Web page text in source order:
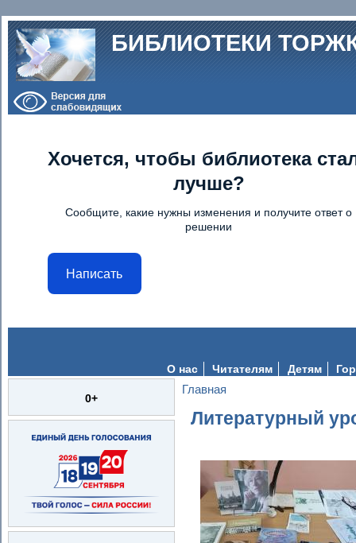
Перейти к основному содержанию
БИБЛИОТЕКИ
Хочется, чтобы библиотека
лучше?
Сообщите, какие нужны изменения и получите ответ о
решении
Написать
О нас Читателям Детям
0+ Вы здесь
Главная
Литературный